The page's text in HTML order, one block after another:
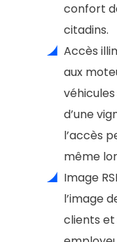
confort
citadins.
Accès
aux
d’une
l’accès
même
Image
l’image
clients